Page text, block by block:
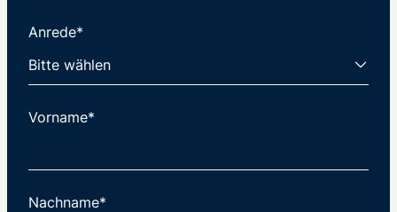
Anrede*
Vorname*
Nachname*